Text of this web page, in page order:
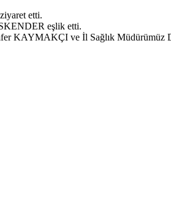
etti.
eşlik etti.
KAYMAKÇI ve İl Sağlık